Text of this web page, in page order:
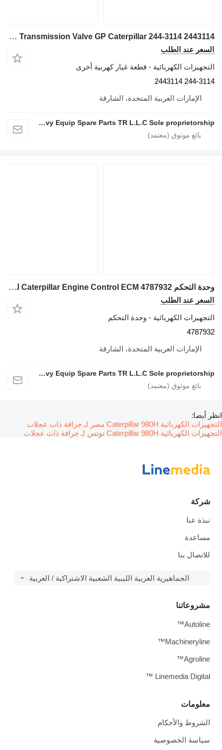
Transmission Valve GP Caterpillar 244-3114 2443114 لـ جرافة ذات عجلات Caterpillar 966H 966G 950H 950G 14M 980H
السعر عند الطلب
التجهيزات الكهربائية - قطعة غيار كهربية أخرى
244-3114 2443114
الإمارات العربية المتحدة، الشارقة
Mohammad AL karmy New Heavy Equip Spare Parts TR L.L.C Sole proprietorship
وحدة التحكم Caterpillar Engine Control ECM 4787932 لـ جرافة ذات عجلات Caterpillar 966H 950H 980H 972H. 12M 160K 140M C9 C7 740
السعر عند الطلب
التجهيزات الكهربائية - وحدة التحكم
4787932
الإمارات العربية المتحدة، الشارقة
Mohammad AL karmy New Heavy Equip Spare Parts TR L.L.C Sole proprietorship
انظر أيضا:
التجهيزات الكهربائية Caterpillar 980H مصر لـ جرافة ذات عجلات
التجهيزات الكهربائية Caterpillar 980H تونس لـ جرافة ذات عجلات
شركة
نبذة عنا
مساعدة
للاتصال بنا
الجماهيرية العربية الليبية الشعبية الاشتراكية / العربية
معلومات
الشروط والأحكام
سياسة الخصوصية
مشروعاتنا
Autoline™
Machineryline™
Agroline™
Linemedia Digital ™